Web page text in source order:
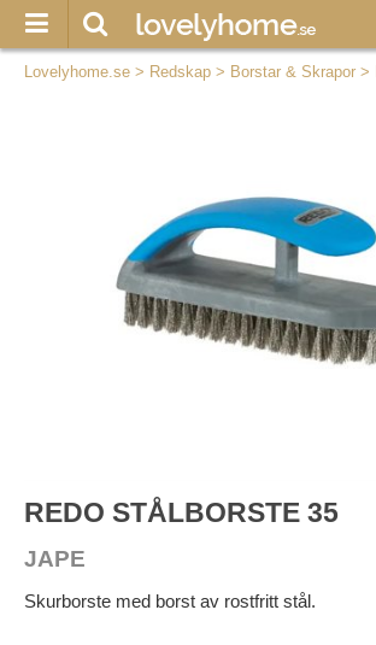
Lovelyhome.se > Redskap > Borstar & Skrapor >
REDO STÅLBORSTE 35
JAPE
Skurborste med borst av rostfritt stål.